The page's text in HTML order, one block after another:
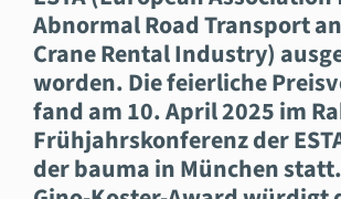
Abnormal Road Transport
Crane Rental Industry)
worden. Die feierliche
fand am 10. April 2025 im
Frühjahrskonferenz der
der bauma in München